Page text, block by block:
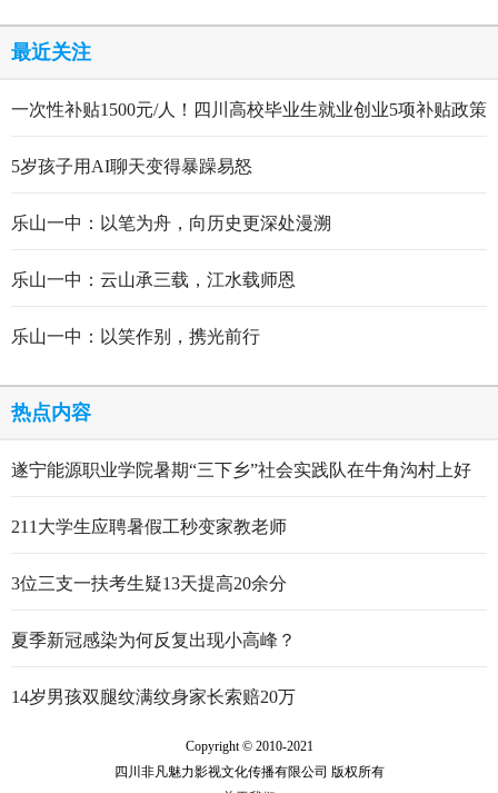
最近关注
一次性补贴1500元/人！四川高校毕业生就业创业5项补贴政策
5岁孩子用AI聊天变得暴躁易怒
乐山一中：以笔为舟，向历史更深处漫溯
乐山一中：云山承三载，江水载师恩
乐山一中：以笑作别，携光前行
热点内容
遂宁能源职业学院暑期“三下乡”社会实践队在牛角沟村上好
211大学生应聘暑假工秒变家教老师
3位三支一扶考生疑13天提高20余分
夏季新冠感染为何反复出现小高峰？
14岁男孩双腿纹满纹身家长索赔20万
Copyright © 2010-2021
四川非凡魅力影视文化传播有限公司 版权所有